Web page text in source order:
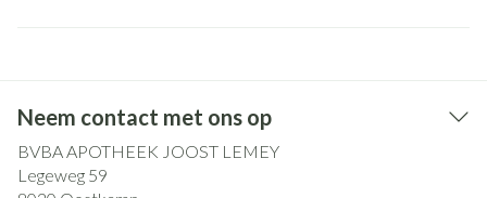
Neem contact met ons op
BVBA APOTHEEK JOOST LEMEY
Legeweg 59